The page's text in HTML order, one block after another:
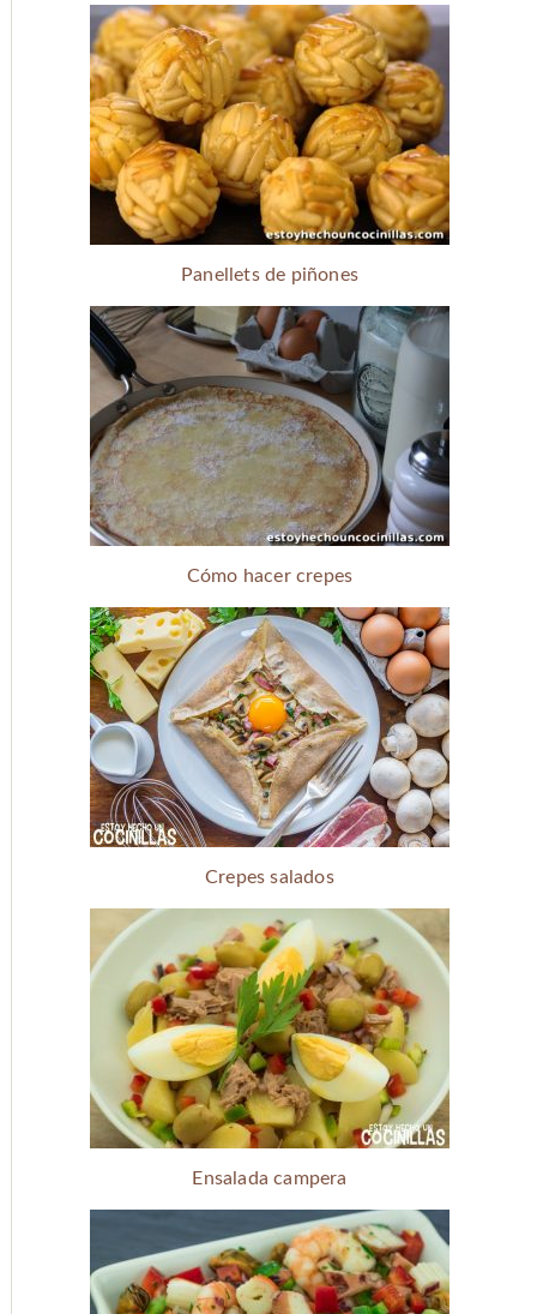
Panellets de piñones
Cómo hacer crepes
Crepes salados
Ensalada campera